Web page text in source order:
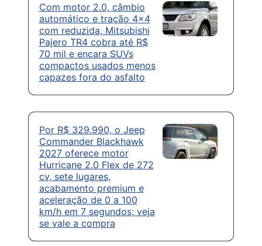
Com motor 2.0, câmbio
automático e tração 4×4
com reduzida, Mitsubishi
Pajero TR4 cobra até R$
70 mil e encara SUVs
compactos usados menos
capazes fora do asfalto
Por R$ 329.990, o Jeep
Commander Blackhawk
2027 oferece motor
Hurricane 2.0 Flex de 272
cv, sete lugares,
acabamento premium e
aceleração de 0 a 100
km/h em 7 segundos; veja
se vale a compra